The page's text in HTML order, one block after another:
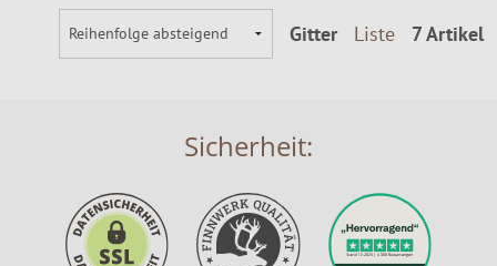
7 Artikel
Gitter Liste
Sicherheit: